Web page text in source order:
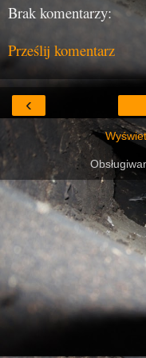
Brak komentarzy:
Prześlij komentarz
‹